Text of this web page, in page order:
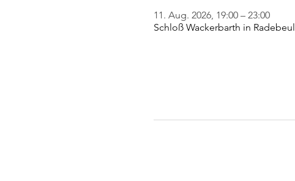
11. Aug. 2026, 19:00 – 23:00
Schloß Wackerbarth in Radebeul